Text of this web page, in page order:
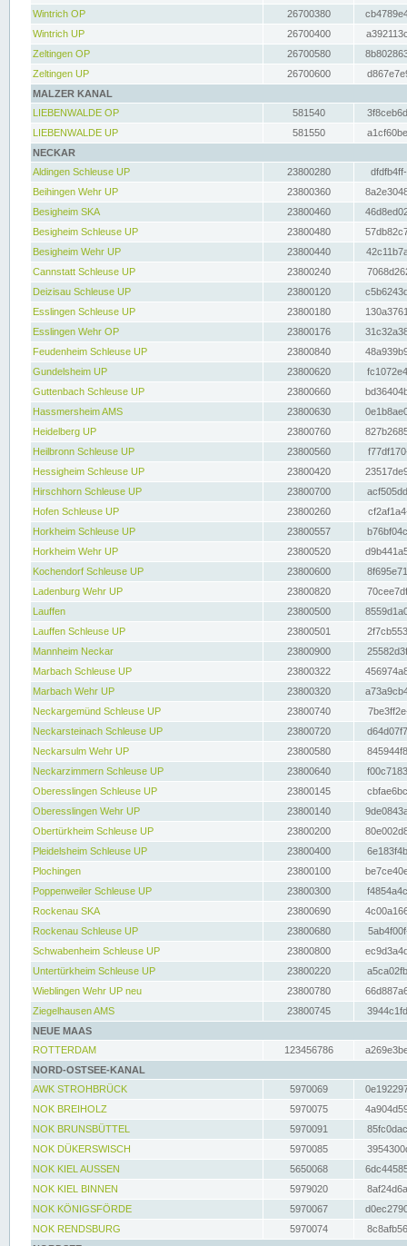
Wintrich OP
26700380
Wintrich UP
26700400
Zeltingen OP
26700580
Zeltingen UP
26700600
MALZER KANAL
LIEBENWALDE OP
581540
LIEBENWALDE UP
581550
NECKAR
Aldingen Schleuse UP
23800280
Beihingen Wehr UP
23800360
Besigheim SKA
23800460
Besigheim Schleuse UP
23800480
Besigheim Wehr UP
23800440
Cannstatt Schleuse UP
23800240
Deizisau Schleuse UP
23800120
Esslingen Schleuse UP
23800180
Esslingen Wehr OP
23800176
Feudenheim Schleuse UP
23800840
Gundelsheim UP
23800620
Guttenbach Schleuse UP
23800660
Hassmersheim AMS
23800630
Heidelberg UP
23800760
Heilbronn Schleuse UP
23800560
Hessigheim Schleuse UP
23800420
Hirschhorn Schleuse UP
23800700
Hofen Schleuse UP
23800260
Horkheim Schleuse UP
23800557
Horkheim Wehr UP
23800520
Kochendorf Schleuse UP
23800600
Ladenburg Wehr UP
23800820
Lauffen
23800500
Lauffen Schleuse UP
23800501
Mannheim Neckar
23800900
Marbach Schleuse UP
23800322
Marbach Wehr UP
23800320
Neckargemünd Schleuse UP
23800740
Neckarsteinach Schleuse UP
23800720
Neckarsulm Wehr UP
23800580
Neckarzimmern Schleuse UP
23800640
Oberesslingen Schleuse UP
23800145
Oberesslingen Wehr UP
23800140
Obertürkheim Schleuse UP
23800200
Pleidelsheim Schleuse UP
23800400
Plochingen
23800100
Poppenweiler Schleuse UP
23800300
Rockenau SKA
23800690
Rockenau Schleuse UP
23800680
Schwabenheim Schleuse UP
23800800
Untertürkheim Schleuse UP
23800220
Wieblingen Wehr UP neu
23800780
Ziegelhausen AMS
23800745
NEUE MAAS
ROTTERDAM
123456786
NORD-OSTSEE-KANAL
AWK STROHBRÜCK
5970069
NOK BREIHOLZ
5970075
NOK BRUNSBÜTTEL
5970091
NOK DÜKERSWISCH
5970085
NOK KIEL AUSSEN
5650068
NOK KIEL BINNEN
5979020
NOK KÖNIGSFÖRDE
5970067
NOK RENDSBURG
5970074